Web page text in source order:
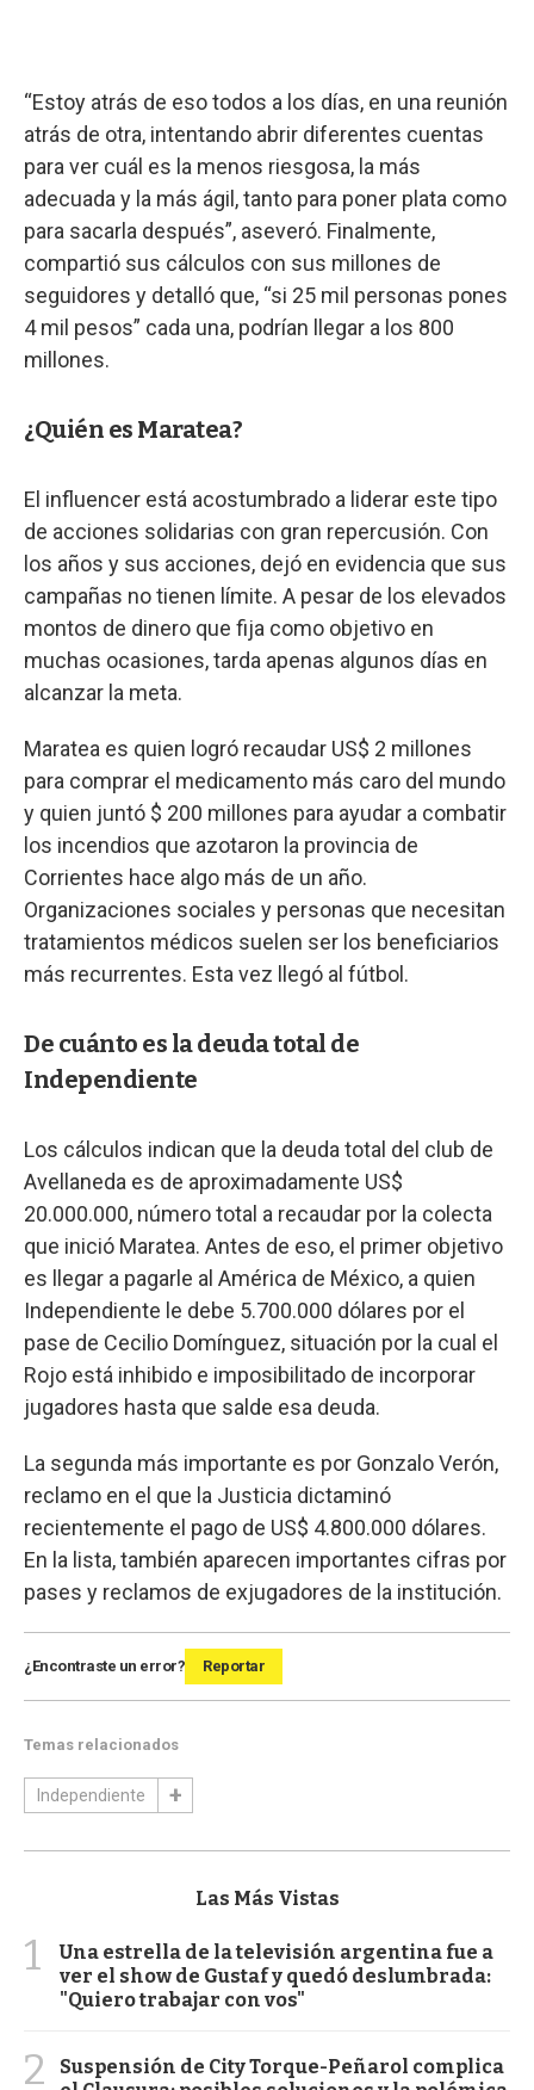
“Estoy atrás de eso todos a los días, en una reunión
atrás de otra, intentando abrir diferentes cuentas
para ver cuál es la menos riesgosa, la más
adecuada y la más ágil, tanto para poner plata como
para sacarla después”, aseveró. Finalmente,
compartió sus cálculos con sus millones de
seguidores y detalló que, “si 25 mil personas pones
4 mil pesos” cada una, podrían llegar a los 800
millones.
¿Quién es Maratea?
El influencer está acostumbrado a liderar este tipo
de acciones solidarias con gran repercusión. Con
los años y sus acciones, dejó en evidencia que sus
campañas no tienen límite. A pesar de los elevados
montos de dinero que fija como objetivo en
muchas ocasiones, tarda apenas algunos días en
alcanzar la meta.
Maratea es quien logró recaudar US$ 2 millones
para comprar el medicamento más caro del mundo
y quien juntó $ 200 millones para ayudar a combatir
los incendios que azotaron la provincia de
Corrientes hace algo más de un año.
Organizaciones sociales y personas que necesitan
tratamientos médicos suelen ser los beneficiarios
más recurrentes. Esta vez llegó al fútbol.
De cuánto es la deuda total de
Independiente
Los cálculos indican que la deuda total del club de
Avellaneda es de aproximadamente US$
20.000.000, número total a recaudar por la colecta
que inició Maratea. Antes de eso, el primer objetivo
es llegar a pagarle al América de México, a quien
Independiente le debe 5.700.000 dólares por el
pase de Cecilio Domínguez, situación por la cual el
Rojo está inhibido e imposibilitado de incorporar
jugadores hasta que salde esa deuda.
La segunda más importante es por Gonzalo Verón,
reclamo en el que la Justicia dictaminó
recientemente el pago de US$ 4.800.000 dólares.
En la lista, también aparecen importantes cifras por
pases y reclamos de exjugadores de la institución.
¿Encontraste un error? Reportar
Temas relacionados
Independiente
Las Más Vistas
1
Una estrella de la televisión argentina fue a
ver el show de Gustaf y quedó deslumbrada:
"Quiero trabajar con vos"
2
Suspensión de City Torque-Peñarol complica